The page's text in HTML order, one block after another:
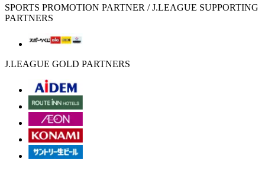
SPORTS PROMOTION PARTNER / J.LEAGUE SUPPORTING
PARTNERS
J.LEAGUE GOLD PARTNERS